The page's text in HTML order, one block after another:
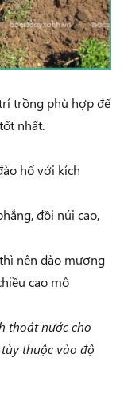
trồng phù hợp để
nhất.
hố với kích
đồi núi cao,
nên đào mương
cao mô
thoát nước cho
thuộc vào độ